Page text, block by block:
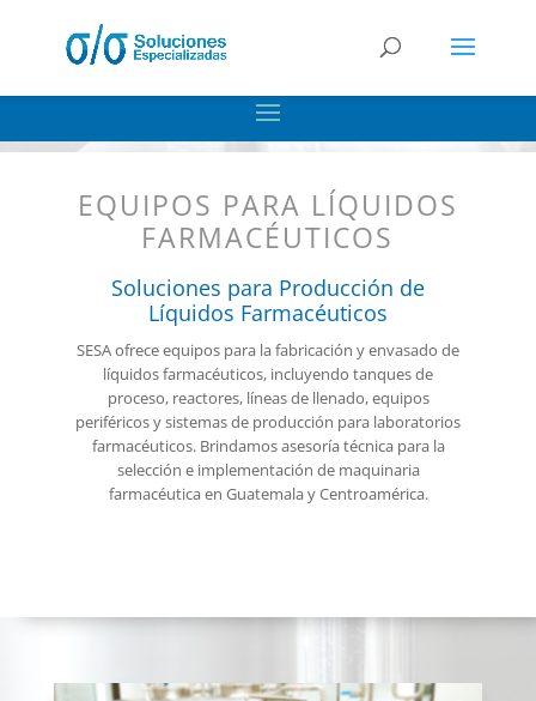
EQUIPOS PARA LÍQUIDOS
FARMACÉUTICOS
Soluciones para Producción de
Líquidos Farmacéuticos
SESA ofrece equipos para la fabricación y envasado de
líquidos farmacéuticos, incluyendo tanques de
proceso, reactores, líneas de llenado, equipos
periféricos y sistemas de producción para laboratorios
farmacéuticos. Brindamos asesoría técnica para la
selección e implementación de maquinaria
farmacéutica en Guatemala y Centroamérica.